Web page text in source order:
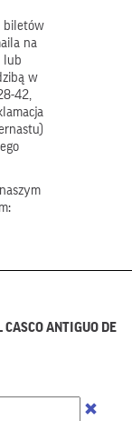
biletów
na
lub
w
42,
ANTIGUO DE